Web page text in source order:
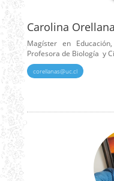
Carolina Orellana
Magíster en
Profesora de Biología y
corellanas@uc.cl